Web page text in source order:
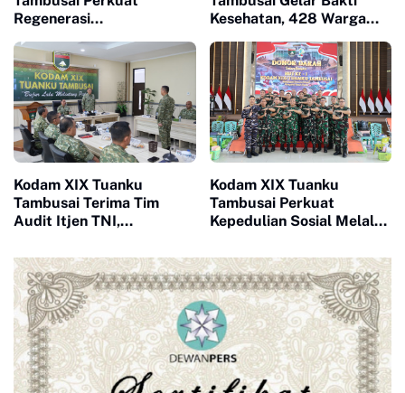
Regenerasi
Perwira Dipercaya Emban
Tugas Baru
Kesehatan, 428 Warga
Gratis
Kodam XIX Tuanku
Tambusai Terima Tim
Audit Itjen TNI,
Akuntabilitas Jadi Fokus
Utama
Kodam XIX Tuanku
Tambusai Perkuat
Kepedulian Sosial Melalui